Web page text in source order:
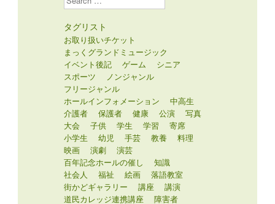
タグリスト
お取り扱いチケット
まっくグランドミュージック
イベント後記
ゲーム
シニア
スポーツ
ノンジャンル
フリージャンル
ホールインフォメーション
中高生
介護者
保護者 健康 公演
写真
大会
子供 学生 学習
寄席
小学生
幼児 手芸 教養
料理
映画
演劇
演芸
百年記念ホールの催し
知識
社会人
福祉 絵画
落語教室
街かどギャラリー
講座
講演
道民カレッジ連携講座
障害者